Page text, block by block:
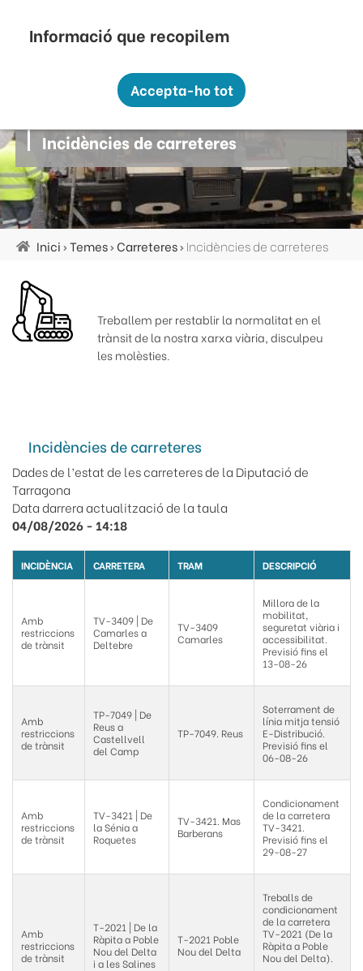
contingut
Incidències de carreteres
Inici Temes Carreteres Incidències de carreteres
Treballem per restablir la normalitat en el
trànsit de la nostra xarxa viària, disculpeu
les molèsties.
Incidències de carreteres
Dades de l’estat de les carreteres de la Diputació de
Tarragona
Data darrera actualització de la taula
04/08/2026 - 14:18
INCIDÈNCIA CARRETERA TRAM DESCRIPCIÓ
Amb
restriccions
de trànsit
TV-3409 | De
Camarles a
Deltebre
TV-3409
Camarles
Millora de la
mobilitat,
seguretat viària i
accessibilitat.
Previsió fins el
13-08-26
Amb
restriccions
de trànsit
TP-7049 | De
Reus a
Castellvell
del Camp
TP-7049. Reus
Soterrament de
línia mitja tensió
E-Distribució.
Previsió fins el
06-08-26
Amb
restriccions
de trànsit
TV-3421 | De
la Sénia a
Roquetes
TV-3421. Mas
Barberans
Condicionament
de la carretera
TV-3421.
Previsió fins el
29-08-27
Amb
restriccions
de trànsit
T-2021 | De la
Ràpita a Poble
Nou del Delta
i a les Salines
T-2021 Poble
Nou del Delta
Treballs de
condicionament
de la carretera
TV-2021 (De la
Ràpita a Poble
Nou del Delta).
personal amb les següents finalitats:
Funcionalitat, Analítica.
Més informació
Canviar preferències
Accepta-ho tot